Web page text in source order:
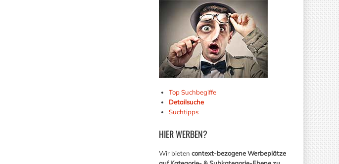
Top Suchbegiffe
Detailsuche
Suchtipps
HIERWERBEN?
Wir bieten context-bezogene Werbeplätze